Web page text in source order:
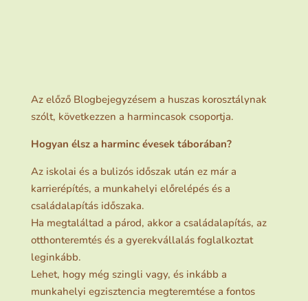
Az előző Blogbejegyzésem a huszas korosztálynak
szólt, következzen a harmincasok csoportja.
Hogyan élsz a harminc évesek táborában?
Az iskolai és a bulizós időszak után ez már a
karrierépítés, a munkahelyi előrelépés és a
családalapítás időszaka.
Ha megtaláltad a párod, akkor a családalapítás, az
otthonteremtés és a gyerekvállalás foglalkoztat
leginkább.
Lehet, hogy még szingli vagy, és inkább a
munkahelyi egzisztencia megteremtése a fontos